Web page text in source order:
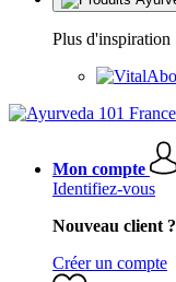
Plus d'inspiration
Mon compte
Identifiez-vous
Nouveau client ?
Créer un compte